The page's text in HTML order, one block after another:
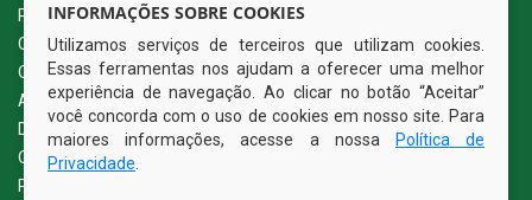
Portal da Transparência
Carta de Serviços ao Usuário
Ouvidoria Eletrônica
Acesso a Informação (eSIC)
Diário Oficial
Quadro de Avisos
Política de Privacidade
INFORMAÇÕES SOBRE COOKIES
Utilizamos serviços de terceiros que utilizam cookies.
Essas ferramentas nos ajudam a oferecer uma melhor
experiência de navegação. Ao clicar no botão “Aceitar”
você concorda com o uso de cookies em nosso site. Para
maiores informações, acesse a nossa
Política de
Privacidade